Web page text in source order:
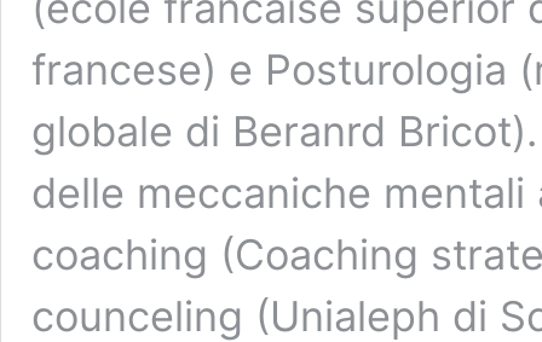
francese) e Posturologia
globale di Beranrd
delle meccaniche
coaching (Coaching
counceling (Unialeph di